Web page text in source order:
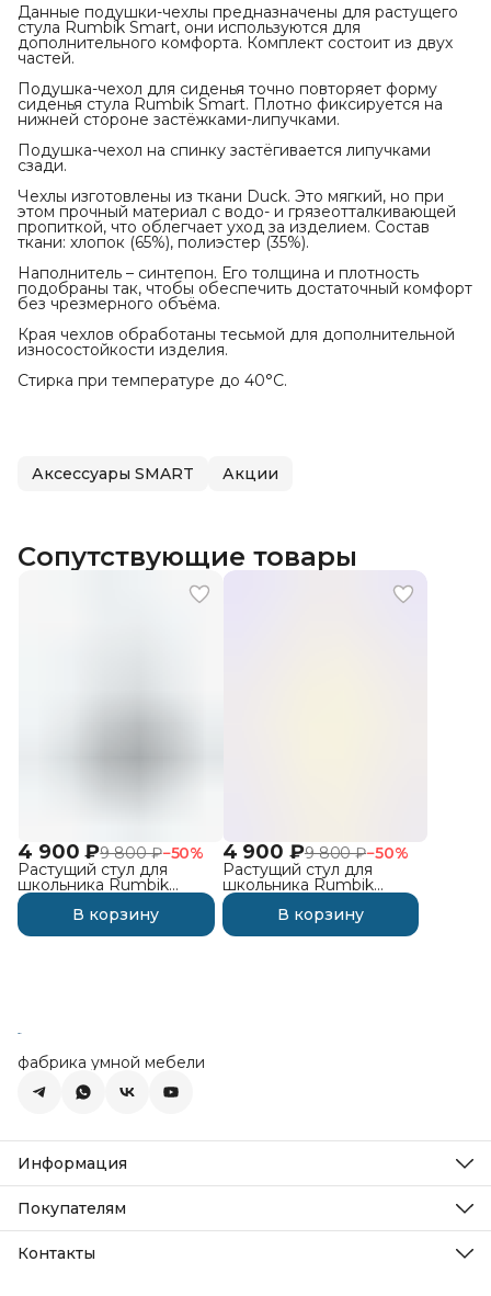
Данные подушки-чехлы предназначены для растущего
стула Rumbik Smart, они используются для
дополнительного комфорта. Комплект состоит из двух
частей.
Подушка-чехол для сиденья точно повторяет форму
сиденья стула Rumbik Smart. Плотно фиксируется на
нижней стороне застёжками-липучками.
Подушка-чехол на спинку застёгивается липучками
сзади.
Чехлы изготовлены из ткани Duck. Это мягкий, но при
этом прочный материал с водо- и грязеотталкивающей
пропиткой, что облегчает уход за изделием. Состав
ткани: хлопок (65%), полиэстер (35%).
Наполнитель – синтепон. Его толщина и плотность
подобраны так, чтобы обеспечить достаточный комфорт
без чрезмерного объёма.
Края чехлов обработаны тесьмой для дополнительной
износостойкости изделия.
Стирка при температуре до 40°С.
Аксессуары SMART Акции
Сопутствующие товары
4 900 ₽9 800 ₽−50%
Растущий стул для
школьника Rumbik
Smart, серый
В корзину
4 900 ₽9 800 ₽−50%
Растущий стул для
школьника Rumbik
Smart, белая берёза
В корзину
фабрика умной мебели
Информация
Новости
Политика Cookie
Покупателям
Как оплатить
Контакты